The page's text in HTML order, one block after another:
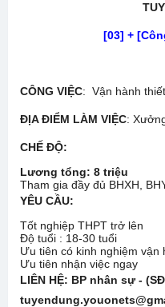
[03] +
CÔNG VIỆC: Vận hành
ĐỊA ĐIỂM LÀM VIỆC:
CHẾ ĐỘ:
Lương tổng: 8 triệu
Tham gia đầy đủ BHXH,
YÊU CẦU:
Tốt nghiệp THPT trở lên
Độ tuổi : 18-30 tuổi
Ưu tiên có kinh nghiệm vận
Ưu tiên nhận việc ngay
LIÊN HỆ: BP nhân sự -